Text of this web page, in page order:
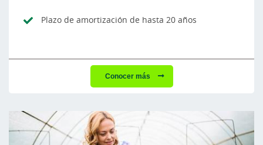
Plazo de amortización de hasta 20 años
Conocer más